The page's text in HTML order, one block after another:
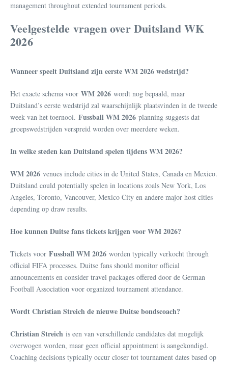
management throughout extended tournament periods.
Veelgestelde vragen over Duitsland WK
2026
Wanneer speelt Duitsland zijn eerste WM 2026 wedstrijd?
Het exacte schema voor WM 2026 wordt nog bepaald, maar
Duitsland’s eerste wedstrijd zal waarschijnlijk plaatsvinden in de tweede
week van het toernooi. Fussball WM 2026 planning suggests dat
groepswedstrijden verspreid worden over meerdere weken.
In welke steden kan Duitsland spelen tijdens WM 2026?
WM 2026 venues include cities in de United States, Canada en Mexico.
Duitsland could potentially spelen in locations zoals New York, Los
Angeles, Toronto, Vancouver, Mexico City en andere major host cities
depending op draw results.
Hoe kunnen Duitse fans tickets krijgen voor WM 2026?
Tickets voor Fussball WM 2026 worden typically verkocht through
official FIFA processes. Duitse fans should monitor official
announcements en consider travel packages offered door de German
Football Association voor organized tournament attendance.
Wordt Christian Streich de nieuwe Duitse bondscoach?
Christian Streich is een van verschillende candidates dat mogelijk
overwogen worden, maar geen official appointment is aangekondigd.
Coaching decisions typically occur closer tot tournament dates based op